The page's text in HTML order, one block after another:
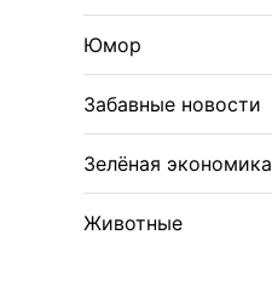
Юмор
Забавные новости
Зелёная экономика
Животные